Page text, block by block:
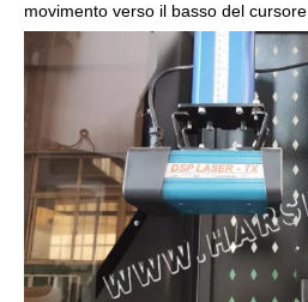
movimento verso il basso del cursore.